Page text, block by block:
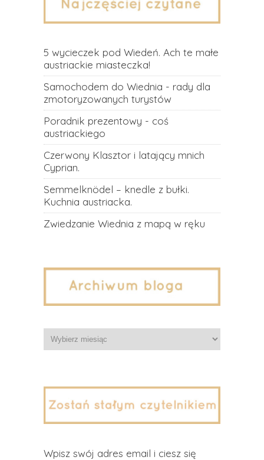
5 wycieczek pod Wiedeń. Ach te małe
austriackie miasteczka!
Samochodem do Wiednia - rady dla
zmotoryzowanych turystów
Poradnik prezentowy - coś
austriackiego
Czerwony Klasztor i latający mnich
Cyprian.
Semmelknödel – knedle z bułki.
Kuchnia austriacka.
Zwiedzanie Wiednia z mapą w ręku
Archiwa
Wpisz swój adres email i ciesz się